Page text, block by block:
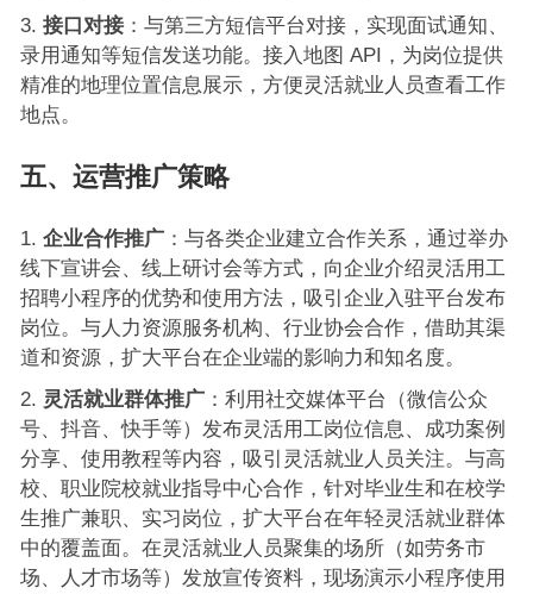
接口对接：与第三方短信平台对接，实现面试通知、
录用通知等短信发送功能。接入地图 API，为岗位提供
精准的地理位置信息展示，方便灵活就业人员查看工作
地点。
五、运营推广策略
企业合作推广：与各类企业建立合作关系，通过举办
线下宣讲会、线上研讨会等方式，向企业介绍灵活用工
招聘小程序的优势和使用方法，吸引企业入驻平台发布
岗位。与人力资源服务机构、行业协会合作，借助其渠
道和资源，扩大平台在企业端的影响力和知名度。
灵活就业群体推广：利用社交媒体平台（微信公众
号、抖音、快手等）发布灵活用工岗位信息、成功案例
分享、使用教程等内容，吸引灵活就业人员关注。与高
校、职业院校就业指导中心合作，针对毕业生和在校学
生推广兼职、实习岗位，扩大平台在年轻灵活就业群体
中的覆盖面。在灵活就业人员聚集的场所（如劳务市
场、人才市场等）发放宣传资料，现场演示小程序使用